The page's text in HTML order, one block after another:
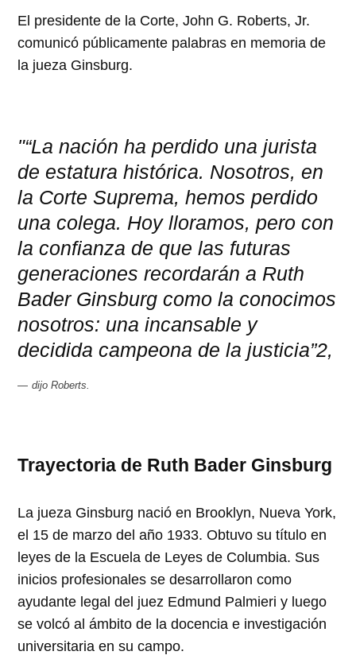
El presidente de la Corte, John G. Roberts, Jr.
comunicó públicamente palabras en memoria de
la jueza Ginsburg.
" La nación ha perdido una jurista
de estatura histórica. Nosotros, en
la Corte Suprema, hemos perdido
una colega. Hoy lloramos, pero con
la confianza de que las futuras
generaciones recordarán a Ruth
Bader Ginsburg como la conocimos
nosotros: una incansable y
decidida campeona de la justicia 2,
dijo Roberts.
Trayectoria de Ruth Bader Ginsburg
La jueza Ginsburg nació en Brooklyn, Nueva York,
el 15 de marzo del año 1933. Obtuvo su título en
leyes de la Escuela de Leyes de Columbia. Sus
inicios profesionales se desarrollaron como
ayudante legal del juez Edmund Palmieri y luego
se volcó al ámbito de la docencia e investigación
universitaria en su campo.